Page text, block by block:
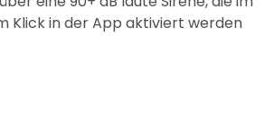
Klick in der App aktiviert werden